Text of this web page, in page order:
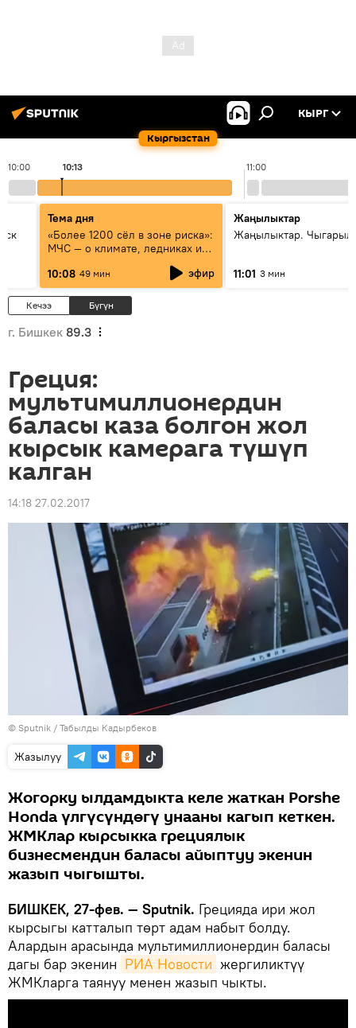
Кыргызстан
КЫРГ
10:00 11:00
10:13
Тема дня
«Более 1200 сёл в зоне риска»:
МЧС — о климате, ледниках и
населения
10:08 49 мин эфир
Жаңылыктар
Жаңылыктар.
11:01 3 мин
Кечээ Бүгүн
г. Бишкек 89.3
Греция:
мультимиллионердин
баласы каза болгон жол
кырсык камерага түшүп
калган
14:18 27.02.2017
© Sputnik / Табылды Кадырбеков
Жазылуу
Жогорку ылдамдыкта келе жаткан Porshe
Honda үлгүсүндөгү унааны кагып кеткен.
ЖМКлар кырсыкка грециялык
бизнесмендин баласы айыптуу экенин
жазып чыгышты.
БИШКЕК, 27-фев. — Sputnik. Грецияда ири жол
кырсыгы катталып төрт адам набыт болду.
Алардын арасында мультимиллионердин баласы
дагы бар экенин РИА Новости жергиликтүү
ЖМКларга таянуу менен жазып чыкты.